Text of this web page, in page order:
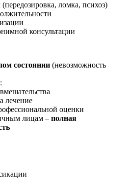
ломка, психоз)
консультации
состоянии (невозможность
лечение
оценки
лицам – полная